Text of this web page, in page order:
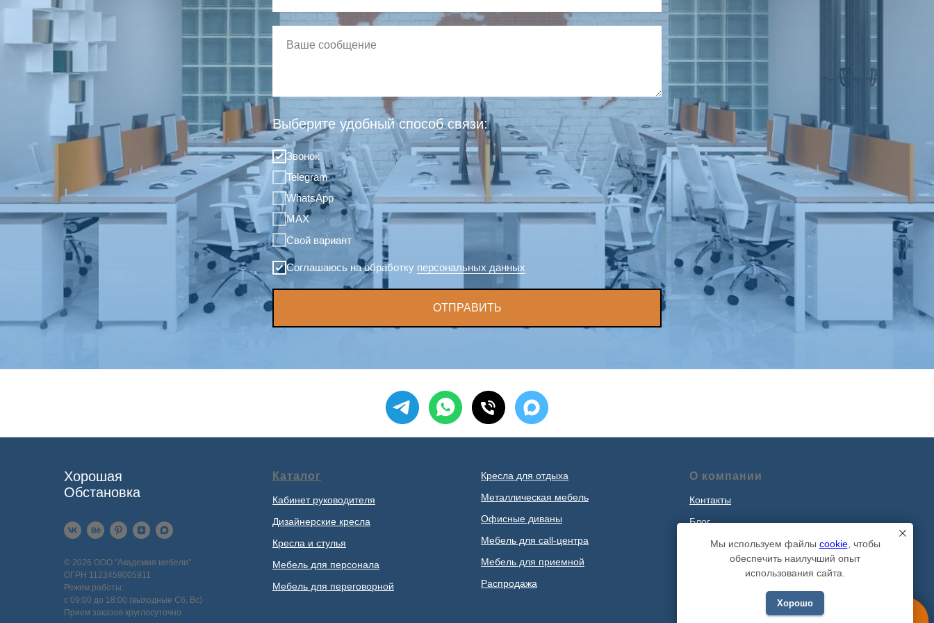
Выберите удобный способ связи:
Звонок
Telegram
WhatsApp
MAX
Свой вариант
Соглашаюсь на обработку персональных данных
ОТПРАВИТЬ
Мы используем файлы cookie, чтобы
обеспечить наилучший опыт
использования сайта.
Хорошо
Хорошая
Обстановка
© 2026 ООО "Академия мебели"
ОГРН 1123459005911
Режим работы:
с 09:00 до 18:00 (выходные Сб, Вс)
Прием заказов круглосуточно
Каталог
Кабинет руководителя
Дизайнерские кресла
Кресла и стулья
Мебель для персонала
Мебель для переговорной
Кресла для отдыха
Металлическая мебель
Офисные диваны
Мебель для call-центра
Мебель для приемной
Распродажа
О компании
Контакты
Блог
Наши проекты
Политика обработки персональных